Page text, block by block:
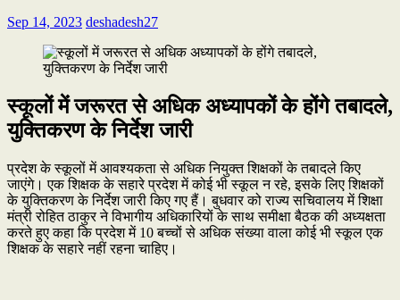
Sep 14, 2023 deshadesh27
स्कूलों में जरूरत से अधिक अध्यापकों के होंगे तबादले,
युक्तिकरण के निर्देश जारी
प्रदेश के स्कूलों में आवश्यकता से अधिक नियुक्त शिक्षकों के तबादले किए
जाएंगे। एक शिक्षक के सहारे प्रदेश में कोई भी स्कूल न रहे, इसके लिए शिक्षकों
के युक्तिकरण के निर्देश जारी किए गए हैं। बुधवार को राज्य सचिवालय में शिक्षा
मंत्री रोहित ठाकुर ने विभागीय अधिकारियों के साथ समीक्षा बैठक की अध्यक्षता
करते हुए कहा कि प्रदेश में 10 बच्चों से अधिक संख्या वाला कोई भी स्कूल एक
शिक्षक के सहारे नहीं रहना चाहिए।